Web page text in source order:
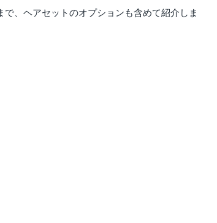
、ヘアセットのオプションも含めて紹介しま